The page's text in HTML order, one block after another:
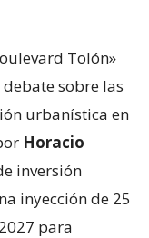
Tolón»
sobre las
urbanística en
Horacio
inversión
inyección de 25
para